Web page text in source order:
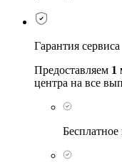
Гарантия сервиса
Предоставляем 1
центра на все
Бесплатное